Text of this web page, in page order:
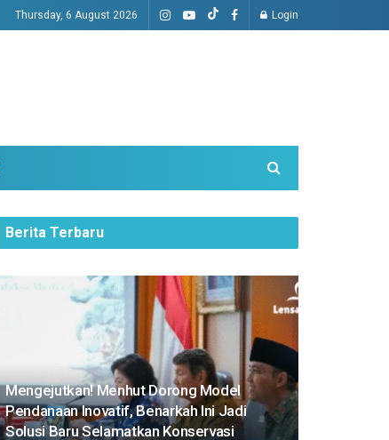
Thursday, 6 August 2026 Login
Berita Terbaru
Mengejutkan! Menhut Dorong Model
Pendanaan Inovatif, Benarkah Ini Jadi
Solusi Baru Selamatkan Konservasi